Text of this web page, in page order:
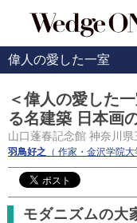
偉人の愛した一室
＜偉人の愛した
る名建築 日本画
山口蓬春記念館 神奈川県
羽鳥好之 （ 作家・金沢学院大
モダニズムの大